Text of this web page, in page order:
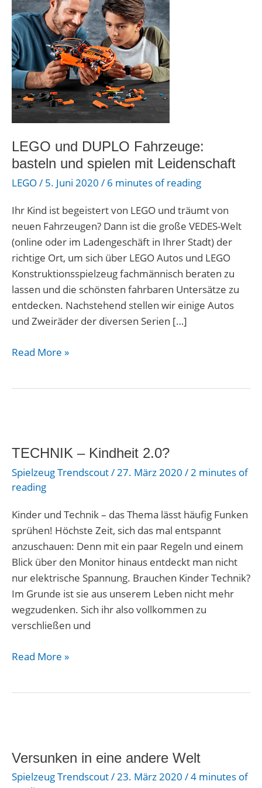
LEGO und DUPLO Fahrzeuge:
basteln und spielen mit Leidenschaft
LEGO/ 5. Juni 2020 / 6 minutes of reading
Ihr Kind ist begeistert von LEGO und träumt von
neuen Fahrzeugen? Dann ist die große VEDES-Welt
(online oder im Ladengeschäft in Ihrer Stadt) der
richtige Ort, um sich über LEGO Autos und LEGO
Konstruktionsspielzeug fachmännisch beraten zu
lassen und die schönsten fahrbaren Untersätze zu
entdecken. Nachstehend stellen wir einige Autos
und Zweiräder der diversen Serien […]
DUPLO
Fahrzeuge:
basteln
und
spielen
mit
Leidenschaft
Read More »
TECHNIK – Kindheit 2.0?
Spielzeug Trendscout/27. März 2020 /2 minutes of
reading
Kinder und Technik – das Thema lässt häufig Funken
sprühen! Höchste Zeit, sich das mal entspannt
anzuschauen: Denn mit ein paar Regeln und einem
Blick über den Monitor hinaus entdeckt man nicht
nur elektrische Spannung. Brauchen Kinder Technik?
Im Grunde ist sie aus unserem Leben nicht mehr
wegzudenken. Sich ihr also vollkommen zu
verschließen und
Kindheit
2.0?
Read More »
Versunken in eine andere Welt
Spielzeug Trendscout/23. März 2020 /4 minutes of
eine
andere